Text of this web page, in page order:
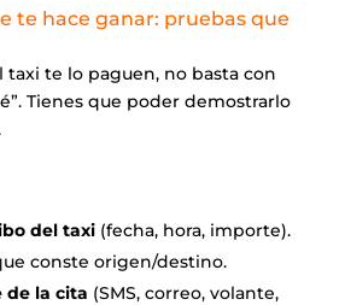
te hace ganar: pruebas que
taxi te lo paguen, no basta con
Tienes que poder demostrarlo
del taxi(fecha, hora, importe).
conste origen/destino.
de la cita (SMS, correo, volante,